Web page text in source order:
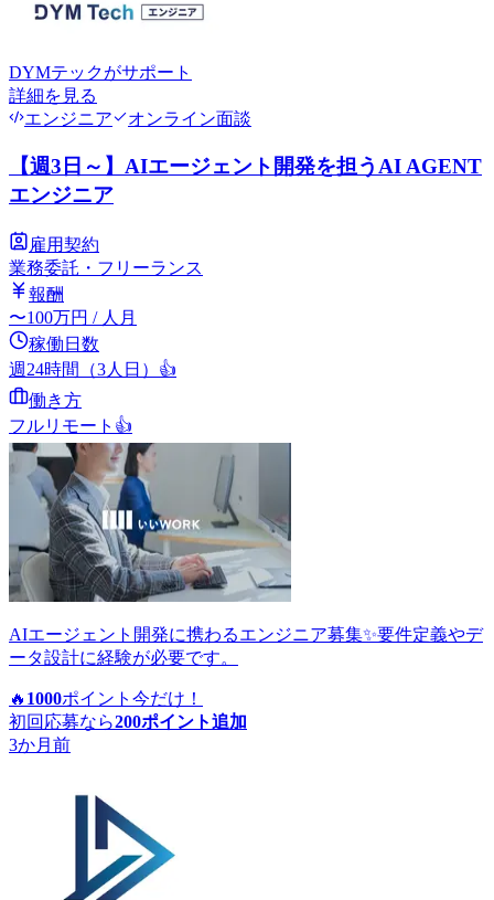
DYMテックがサポート
詳細を見る
エンジニア
オンライン面談
【週3日～】AIエージェント開発を担うAI AGENT
エンジニア
雇用契約
業務委託・フリーランス
報酬
〜100万円 / 人月
稼働日数
週24時間（3人日） 👍
働き方
フルリモート 👍
AIエージェント開発に携わるエンジニア募集✨要件定義やデ
ータ設計に経験が必要です。
🔥 1000ポイント 今だけ！
初回応募なら200ポイント追加
3か月前